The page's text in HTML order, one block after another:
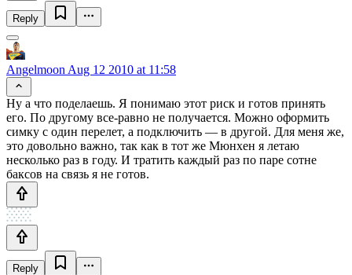
Reply
Angelmoon Aug 12 2010 at 11:58
Ну а что поделаешь. Я понимаю этот риск и готов принять
его. По другому все-равно не получается. Можно оформить
симку с один перелет, а подключить — в другой. Для меня же,
это довольно важно, так как в тот же Мюнхен я летаю
несколько раз в году. И тратить каждый раз по паре сотне
баксов на связь я не готов.
Reply